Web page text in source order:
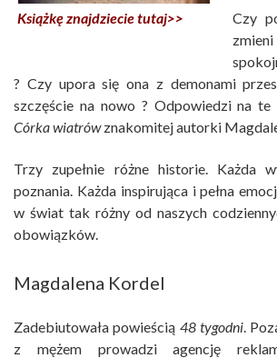
Książkę znajdziecie tutaj>>
Czy
? Czy upora się ona z demonami
szczęście na nowo ? Odpowiedzi na
Córka wiatrówznakomitej autorki
Trzy zupełnie różne historie. Każda
poznania. Każda inspirująca i pełna
w świat tak różny od naszych
obowiązków.
Magdalena Kordel
Zadebiutowała powieścią 48 tygodni.
z mężem prowadzi agencję